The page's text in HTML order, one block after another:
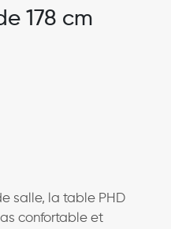
178 cm
salle, la table PHD
confortable et